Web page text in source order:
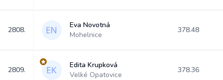
2808.
Eva Novotná
Mohelnice
378.48
2809.
Edita Krupková
Velké Opatovice
378.36